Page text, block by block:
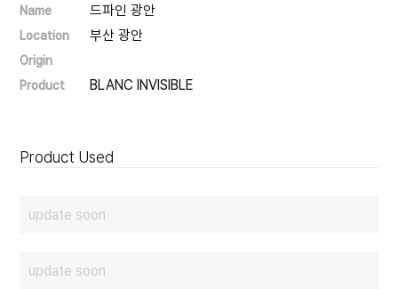
Name 드파인 광안
Location 부산 광안
Origin
Product
BLANC INVISIBLE
Product Used
update soon
update soon